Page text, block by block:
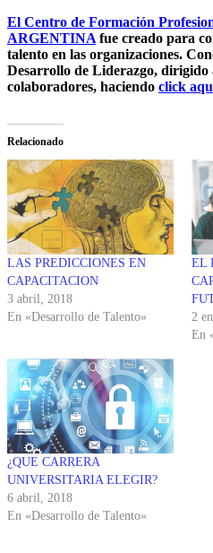
El Centro de Formación
ARGENTINA fue creado para
talento en las organizaciones.
Desarrollo de Liderazgo, dirigido
colaboradores, haciendo click
Relacionado
LAS PREDICCIONES EN
CAPACITACION
3 abril, 2018
En «Desarrollo de Talento»
EL
2
En
¿QUE CARRERA
UNIVERSITARIA ELEGIR?
6 abril, 2018
En «Desarrollo de Talento»